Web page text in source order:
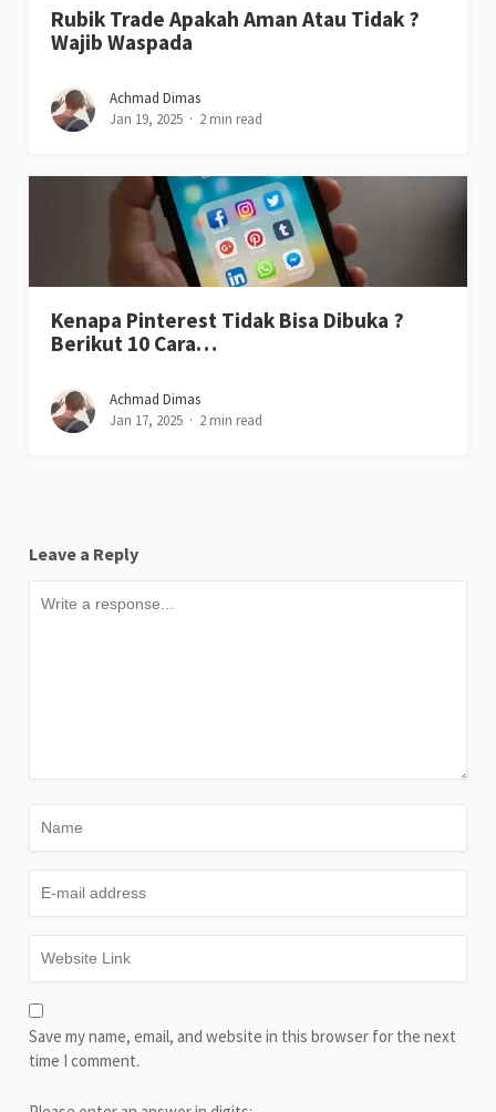
Rubik Trade Apakah Aman Atau Tidak ?
Wajib Waspada
Achmad Dimas
Jan 19, 2025
2 min read
Kenapa Pinterest Tidak Bisa Dibuka ?
Berikut 10 Cara…
Achmad Dimas
Jan 17, 2025
2 min read
Leave a Reply
Save my name, email, and website in this browser for the next
time I comment.